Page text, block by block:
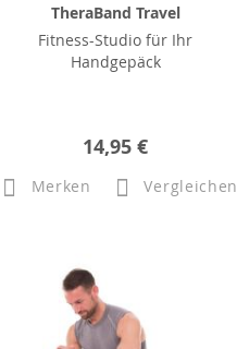
TheraBand Travel
Fitness-Studio für Ihr
Handgepäck
14,95 €
Merken Vergleichen